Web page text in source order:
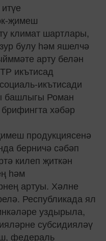
җимеш
климат шартлары,
булу һәм яшелчә
арту белән
икътисад
икътисади
башлыгы Роман
хәбәр
продукциясенә
берничә сәбәп
килеп җиткән
һәм
артуы. Хәлне
Республикада ял
уздырыла,
субсидияләү
федераль